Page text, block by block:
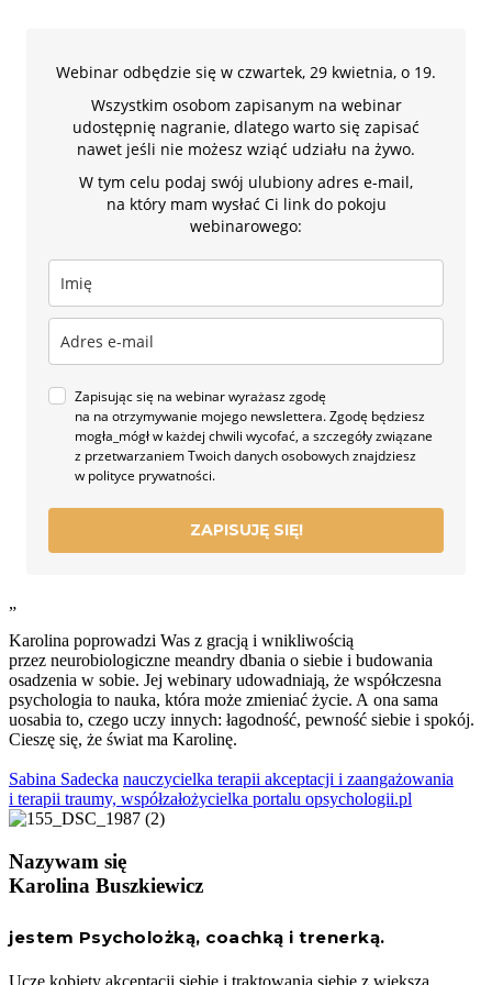
Webinar odbędzie się w czwartek, 29 kwietnia, o 19.
Wszystkim osobom zapisanym na webinar
udostępnię nagranie, dlatego warto się zapisać
nawet jeśli nie możesz wziąć udziału na żywo.
W tym celu podaj swój ulubiony adres e-mail,
na który mam wysłać Ci link do pokoju
webinarowego:
Zapisując się na webinar wyrażasz zgodę
na na otrzymywanie mojego newslettera. Zgodę będziesz
mogła_mógł w każdej chwili wycofać, a szczegóły związane
z przetwarzaniem Twoich danych osobowych znajdziesz
w polityce prywatności.
ZAPISUJĘ SIĘ!
„
Karolina poprowadzi Was z gracją i wnikliwością
przez neurobiologiczne meandry dbania o siebie i budowania
osadzenia w sobie. Jej webinary udowadniają, że współczesna
psychologia to nauka, która może zmieniać życie. A ona sama
uosabia to, czego uczy innych: łagodność, pewność siebie i spokój.
Cieszę się, że świat ma Karolinę.
Sabina Sadecka nauczycielka terapii akceptacji i zaangażowania
i terapii traumy, współzałożycielka portalu opsychologii.pl
Nazywam się
Karolina Buszkiewicz
jestem Psycholożką, coachką i trenerką.
Uczę kobiety akceptacji siebie i traktowania siebie z większą